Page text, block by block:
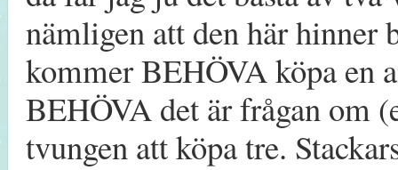
nämligen att den här hinner
kommer BEHÖVA köpa en
BEHÖVA det är frågan om
tvungen att köpa tre.